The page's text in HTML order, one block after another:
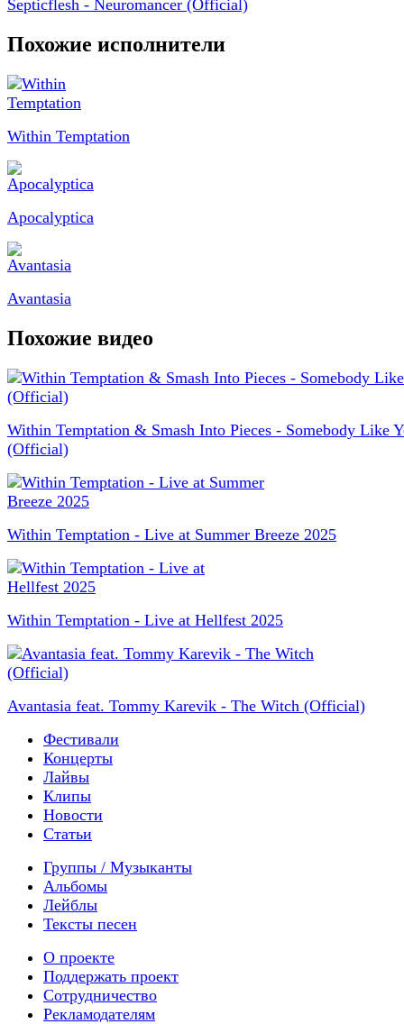
Septicflesh - Neuromancer (Official)
Похожие исполнители
Within Temptation
Apocalyptica
Avantasia
Похожие видео
Within Temptation & Smash Into Pieces - Somebody Like
(Official)
Within Temptation - Live at Summer Breeze 2025
Within Temptation - Live at Hellfest 2025
Avantasia feat. Tommy Karevik - The Witch (Official)
Фестивали
Концерты
Лайвы
Клипы
Новости
Статьи
Группы / Музыканты
Альбомы
Лейблы
Тексты песен
О проекте
Поддержать проект
Сотрудничество
Рекламодателям